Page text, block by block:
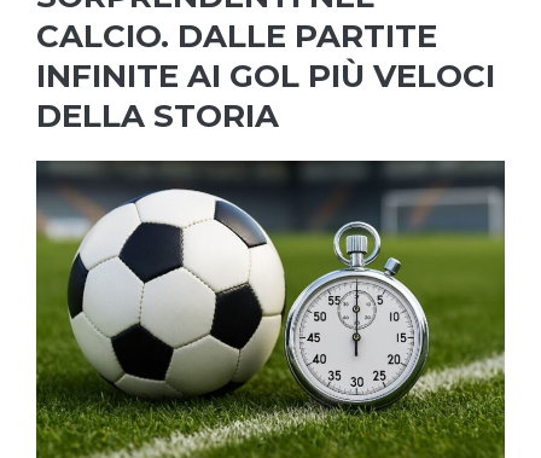
CALCIO. DALLE PARTITE
INFINITE AI GOL PIÙ VELOCI
DELLA STORIA